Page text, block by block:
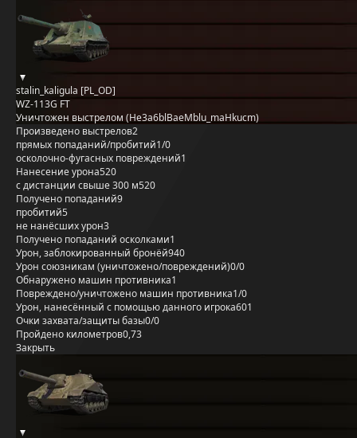
stalin_kaligula [PL_OD]
WZ-113G FT
Уничтожен выстрелом (He3a6blBaeMblu_maHkucm)
Произведено выстрелов2
прямых попаданий/пробитий1/0
осколочно-фугасных повреждений1
Нанесение урона520
с дистанции свыше 300 м520
Получено попаданий9
пробитий5
не нанёсших урон3
Получено попаданий осколками1
Урон, заблокированный бронёй940
Урон союзникам (уничтожено/повреждений)0/0
Обнаружено машин противника1
Повреждено/уничтожено машин противника1/0
Урон, нанесённый с помощью данного игрока601
Очки захвата/защиты базы0/0
Пройдено километров0,73
Закрыть